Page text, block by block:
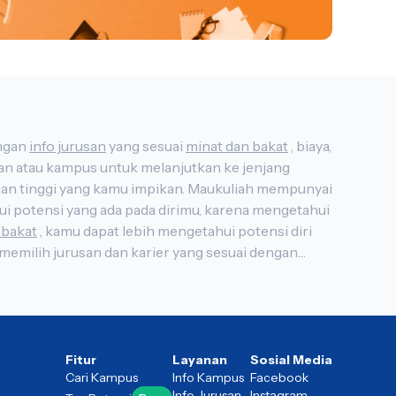
lengkap dengan info jurusan yang sesuai minat dan bakat
Fitur
Cari Kampus
Layanan
Info Kampus
Sosial Media
Facebook